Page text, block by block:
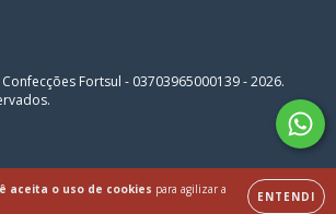
aceita o uso de cookies para agilizar a
ENTENDI
Fortsul - 03703965000139 - 2026.